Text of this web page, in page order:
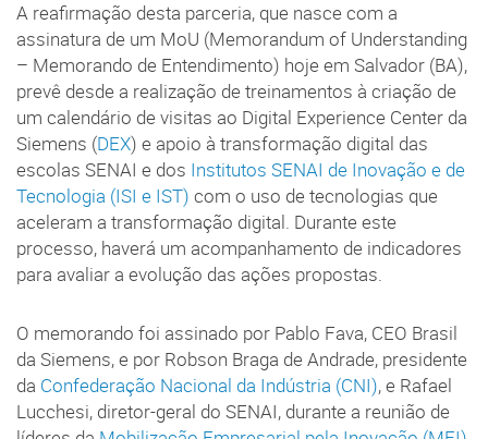
A reafirmação desta parceria, que nasce com a
assinatura de um MoU (Memorandum of Understanding
– Memorando de Entendimento) hoje em Salvador (BA),
prevê desde a realização de treinamentos à criação de
um calendário de visitas ao Digital Experience Center da
Siemens (DEX) e apoio à transformação digital das
escolas SENAI e dos Institutos SENAI de Inovação e de
Tecnologia (ISI e IST) com o uso de tecnologias que
aceleram a transformação digital. Durante este
processo, haverá um acompanhamento de indicadores
para avaliar a evolução das ações propostas.
O memorando foi assinado por Pablo Fava, CEO Brasil
da Siemens, e por Robson Braga de Andrade, presidente
da Confederação Nacional da Indústria (CNI), e Rafael
Lucchesi, diretor-geral do SENAI, durante a reunião de